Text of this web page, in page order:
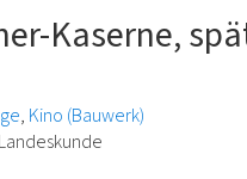
Kaserne,
Kino (Bauwerk)